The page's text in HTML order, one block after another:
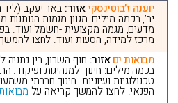
יוענה ז’בוטינסקיאזור: באר יעקב (ליד
יב’, בכמה מילים: מגוון מגמות
מדעים, מגמה מקצועית -חשמל ועוד.
מרכז למידה, הסעות ועוד. לחצו
מבואות יםאזור: חוף השרון, בין
בכמה מילים: חינוך למנהיגות ופיקוד.
טכנולוגיות ועיוניות. חינוך חברתי
הפנאי. לחצו להמשך קריאה על